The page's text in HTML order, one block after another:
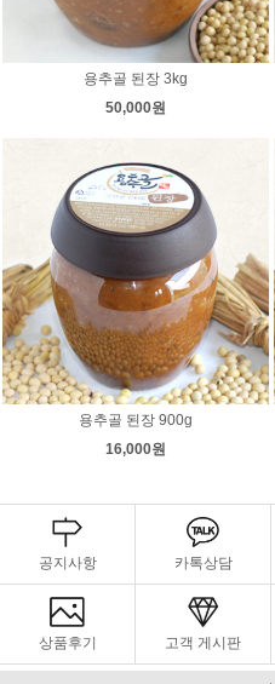
용추골 된장 3kg
50,000원
용추골 된장 900g
16,000원
공지사항 카톡상담
상품후기 고객 게시판